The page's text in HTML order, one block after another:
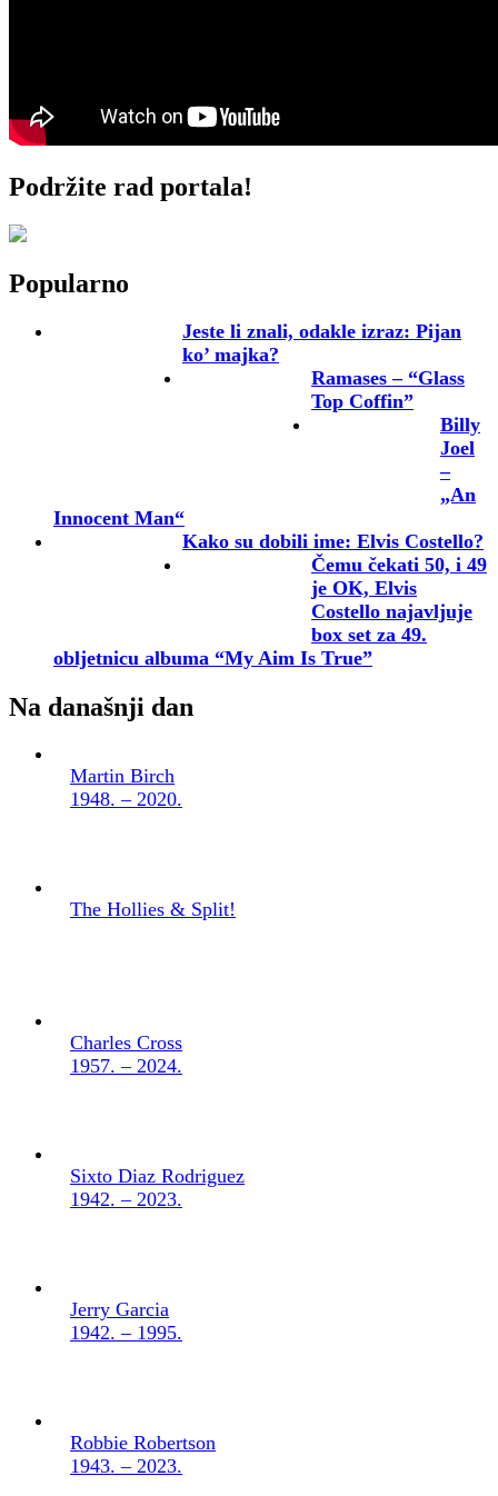
Podržite rad portala!
Popularno
Jeste li znali, odakle izraz: Pijan
ko’ majka?
Ramases – “Glass
Top Coffin”
Billy
Joel
–
„An
Innocent Man“
Kako su dobili ime: Elvis Costello?
Čemu čekati 50, i 49
je OK, Elvis
Costello najavljuje
box set za 49.
obljetnicu albuma “My Aim Is True”
Na današnji dan
Martin Birch
1948. – 2020.
The Hollies & Split!
Charles Cross
1957. – 2024.
Sixto Diaz Rodriguez
1942. – 2023.
Jerry Garcia
1942. – 1995.
Robbie Robertson
1943. – 2023.